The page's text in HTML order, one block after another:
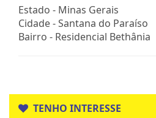
Estado - Minas Gerais
Cidade -Santana do Paraíso
Bairro - Residencial Bethânia
TENHO INTERESSE